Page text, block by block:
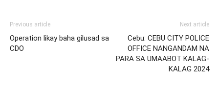
Previous article
Operation likay baha gilusad sa
CDO
Next article
Cebu: CEBU CITY POLICE
OFFICE NANGANDAM NA
PARA SA UMAABOT KALAG-
KALAG 2024